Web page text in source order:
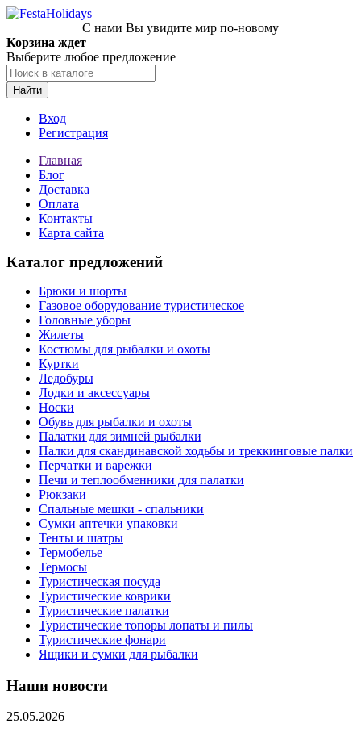
С нами Вы увидите мир по-новому
Корзина ждет
Выберите любое предложение
Найти
Вход
Регистрация
Главная
Блог
Доставка
Оплата
Контакты
Карта сайта
Каталог предложений
Брюки и шорты
Газовое оборудование туристическое
Головные уборы
Жилеты
Костюмы для рыбалки и охоты
Куртки
Ледобуры
Лодки и аксессуары
Носки
Обувь для рыбалки и охоты
Палатки для зимней рыбалки
Палки для скандинавской ходьбы и треккинговые палки
Перчатки и варежки
Печи и теплообменники для палатки
Рюкзаки
Спальные мешки - спальники
Сумки аптечки упаковки
Тенты и шатры
Термобелье
Термосы
Туристическая посуда
Туристические коврики
Туристические палатки
Туристические топоры лопаты и пилы
Туристические фонари
Ящики и сумки для рыбалки
Наши новости
25.05.2026